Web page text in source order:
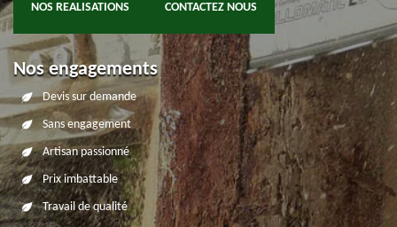
NOS REALISATIONS CONTACTEZ NOUS
Nos engagements
Devis sur demande
Sans engagement
Artisan passionné
Prix imbattable
Travail de qualité